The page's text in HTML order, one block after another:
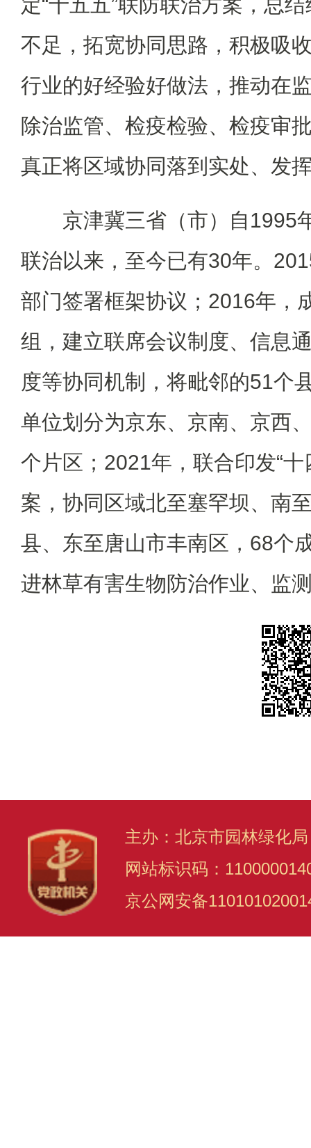
不足，拓宽协同思路，积极吸
行业的好经验好做法，推动在
除治监管、检疫检验、检疫审
真正将区域协同落到实处、发
京津冀三省（市）自1995
联治以来，至今已有30年。
部门签署框架协议；2016年，
组，建立联席会议制度、信息
度等协同机制，将毗邻的51个
单位划分为京东、京南、京西
个片区；2021年，联合印发“十
案，协同区域北至塞罕坝、南
县、东至唐山市丰南区，68个
进林草有害生物防治作业、监
主办：北京市园林绿化
网站标识码：
京公网安备